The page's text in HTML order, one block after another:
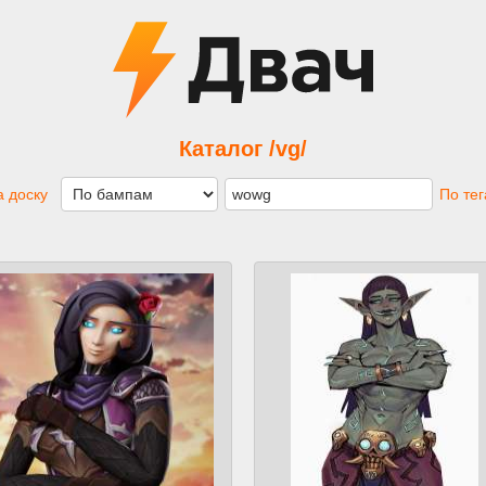
Каталог /vg/
По